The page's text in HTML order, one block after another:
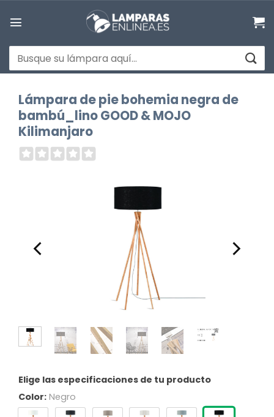
Buscar
por:
Lámpara de pie bohemia negra de
bambú_lino GOOD & MOJO
Kilimanjaro
Elige las especificaciones de tu producto
Color: Negro